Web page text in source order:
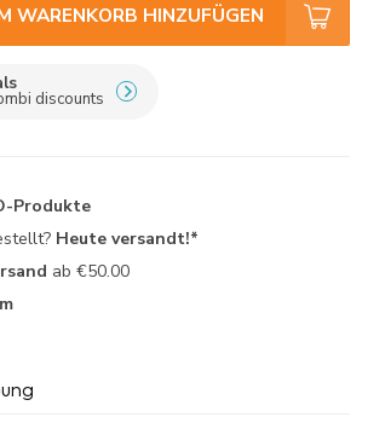
WARENKORB HINZUFÜGEN
discounts
Produkte
Heute versandt!*
ab €50.00